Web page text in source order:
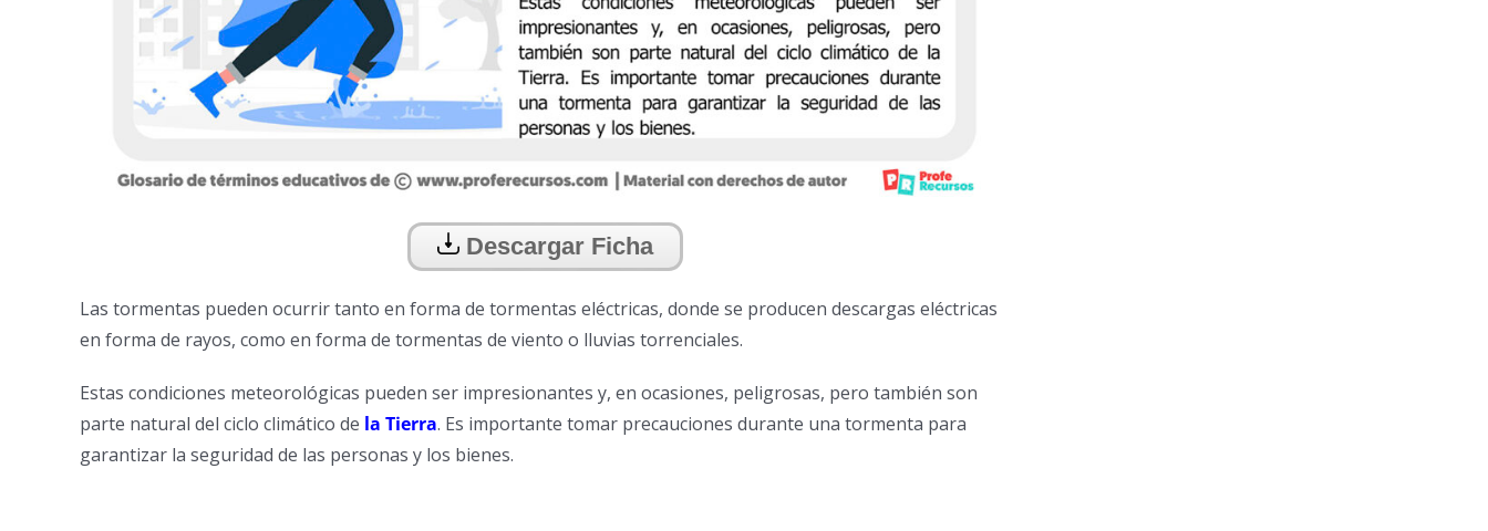
Descargar Ficha
Las tormentas pueden ocurrir tanto en forma de tormentas eléctricas, donde se producen descargas eléctricas
en forma de rayos, como en forma de tormentas de viento o lluvias torrenciales.
Estas condiciones meteorológicas pueden ser impresionantes y, en ocasiones, peligrosas, pero también son
parte natural del ciclo climático de la Tierra. Es importante tomar precauciones durante una tormenta para
garantizar la seguridad de las personas y los bienes.